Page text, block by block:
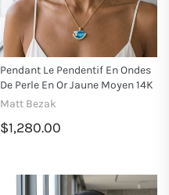
Pendant Le Pendentif En Ondes
De Perle En Or Jaune Moyen 14K
Matt Bezak
$1,280.00